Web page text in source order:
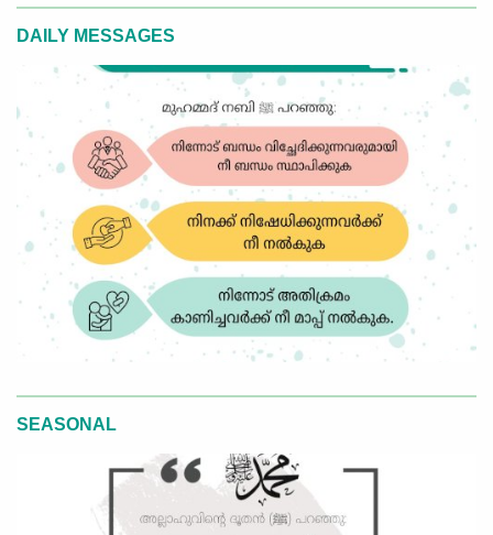
DAILY MESSAGES
SEASONAL